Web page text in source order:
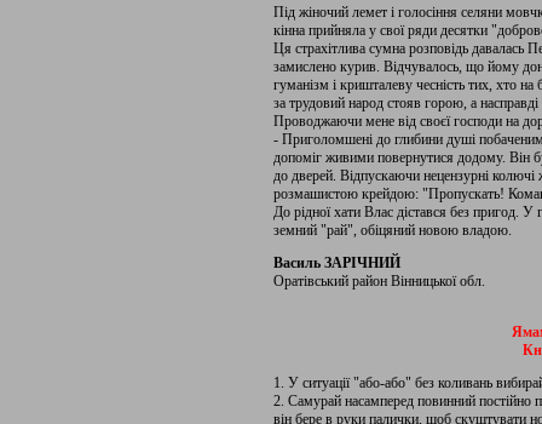
Під жіночий лемет і голосіння селяни
кінна прийняла у свої ряди десятки
Ця страхітлива сумна розповідь давалась
замислено курив. Відчувалось, що йому
гуманізм і кришталеву чесність тих, хто
за трудовий народ стояв горою, а
Проводжаючи мене від своєї господи на
- Приголомшені до глибини душі
допоміг живими повернутися додому. Він
до дверей. Відпускаючи нецензурні колючі
розмашистою крейдою: "Пропускать!
До рідної хати Влас дістався без пригод.
земний "рай", обіцяний новою владою.
Василь ЗАРІЧНИЙ
Оратівський район Вінницької обл.
1. У ситуації "або-або" без коливань
2. Самурай насамперед повинний постійно
він бере в руки палички, щоб скуштувати